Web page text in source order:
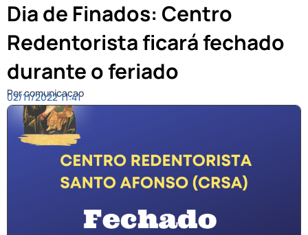
Dia de Finados: Centro
Redentorista ficará fechado
durante o feriado
Por comunicacao
02/11/2022 11:41